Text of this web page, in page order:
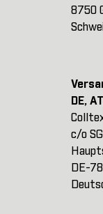
8750
DE,
c/o
DE-